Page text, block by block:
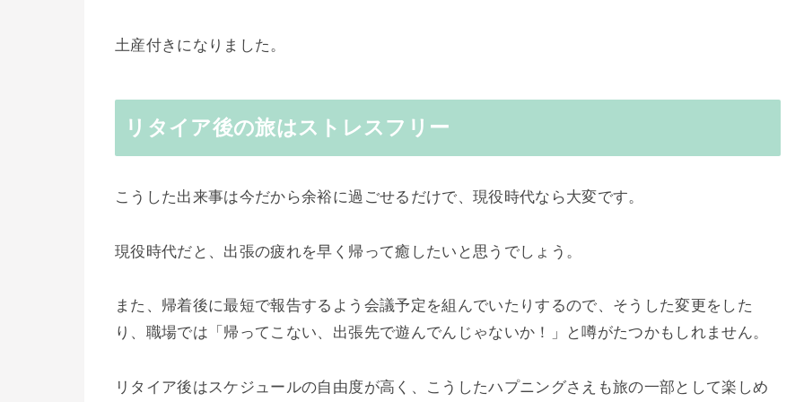
土産付きになりました。
リタイア後の旅はストレスフリー
こうした出来事は今だから余裕に過ごせるだけで、現役時代なら大変です。
現役時代だと、出張の疲れを早く帰って癒したいと思うでしょう。
また、帰着後に最短で報告するよう会議予定を組んでいたりするので、そうした変更をした
り、職場では「帰ってこない、出張先で遊んでんじゃないか！」と噂がたつかもしれません。
リタイア後はスケジュールの自由度が高く、こうしたハプニングさえも旅の一部として楽しめ